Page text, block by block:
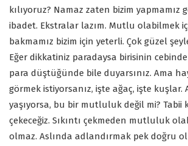
kılıyoruz? Namaz zaten bizim yapmamız
ibadet. Ekstralar lazım. Mutlu olabilmek
bakmamız bizim için yeterli. Çok güzel
Eğer dikkatiniz paradaysa birisinin
para düştüğünde bile duyarsınız. Ama
görmek istiyorsanız, işte ağaç, işte kuşlar.
yaşıyorsa, bu bir mutluluk değil mi? Tabii
çekeceğiz. Sıkıntı çekmeden mutluluk
olmaz. Aslında adlandırmak pek doğru